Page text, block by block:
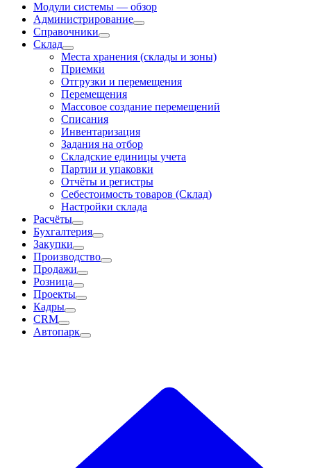
Модули системы — обзор
Администрирование
Справочники
Склад
Места хранения (склады и зоны)
Приемки
Отгрузки и перемещения
Перемещения
Массовое создание перемещений
Списания
Инвентаризация
Задания на отбор
Складские единицы учета
Партии и упаковки
Отчёты и регистры
Себестоимость товаров (Склад)
Настройки склада
Расчёты
Бухгалтерия
Закупки
Производство
Продажи
Розница
Проекты
Кадры
CRM
Автопарк